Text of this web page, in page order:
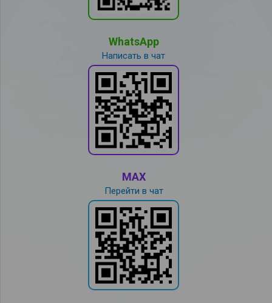
WhatsApp
Написать в чат
MAX
Перейти в чат